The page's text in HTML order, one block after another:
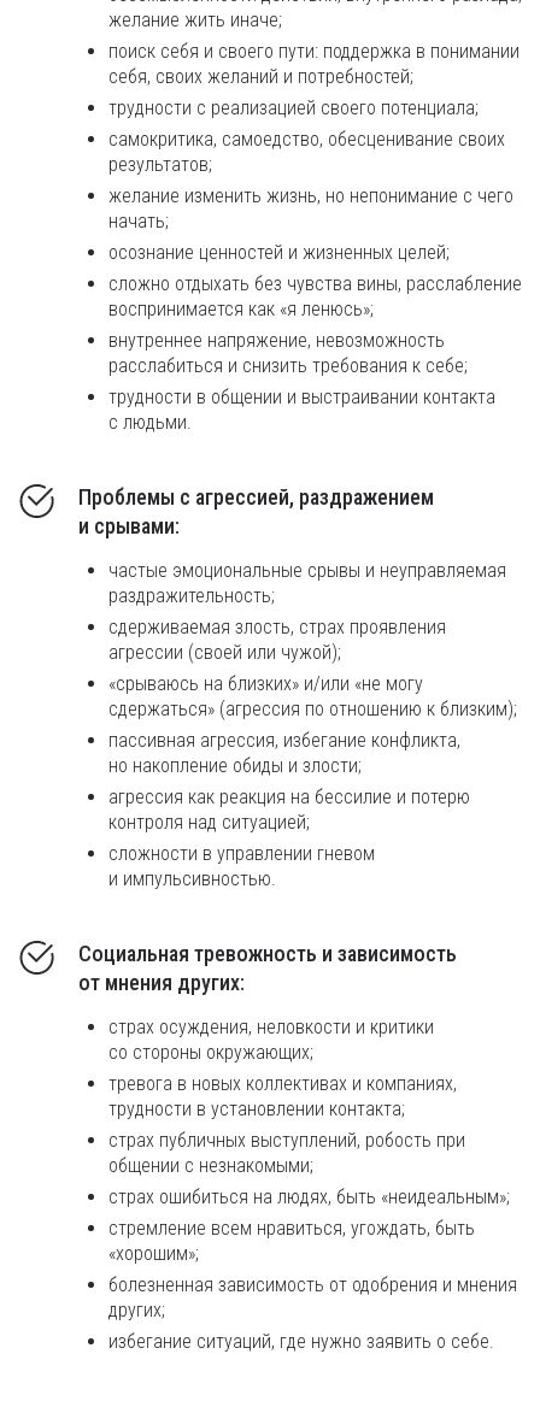
желание жить иначе;
поиск себя и своего пути: поддержка в понимании
себя, своих желаний и потребностей;
трудности с реализацией своего потенциала;
самокритика, самоедство, обесценивание своих
результатов;
желание изменить жизнь, но непонимание с чего
начать;
осознание ценностей и жизненных целей;
сложно отдыхать без чувства вины, расслабление
воспринимается как «я ленюсь»;
внутреннее напряжение, невозможность
расслабиться и снизить требования к себе;
трудности в общении и выстраивании контакта
с людьми.
Проблемы с агрессией, раздражением
и срывами:
частые эмоциональные срывы и неуправляемая
раздражительность;
сдерживаемая злость, страх проявления
агрессии (своей или чужой);
«срываюсь на близких» и/или «не могу
сдержаться» (агрессия по отношению к близким);
пассивная агрессия, избегание конфликта,
но накопление обиды и злости;
агрессия как реакция на бессилие и потерю
контроля над ситуацией;
сложности в управлении гневом
и импульсивностью.
Социальная тревожность и зависимость
от мнения других:
страх осуждения, неловкости и критики
со стороны окружающих;
тревога в новых коллективах и компаниях,
трудности в установлении контакта;
страх публичных выступлений, робость при
общении с незнакомыми;
страх ошибиться на людях, быть «неидеальным»;
стремление всем нравиться, угождать, быть
«хорошим»;
болезненная зависимость от одобрения и мнения
других;
избегание ситуаций, где нужно заявить о себе.